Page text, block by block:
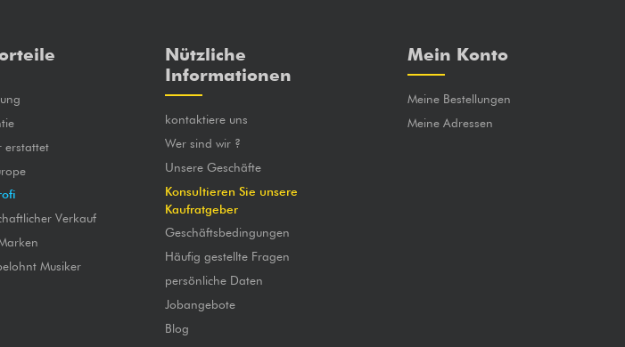
erstattet
Verkauf
Musiker
Nützliche
Informationen
kontaktiere uns
Wer sind wir ?
Unsere Geschäfte
Konsultieren Sie unsere
Kaufratgeber
Geschäftsbedingungen
Häufig gestellte Fragen
persönliche Daten
Jobangebote
Blog
Mein Konto
Meine Bestellungen
Meine Adressen